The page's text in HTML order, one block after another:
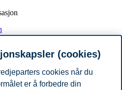
og organisasjon
(cookies)
cookies når du
er å forbedre din